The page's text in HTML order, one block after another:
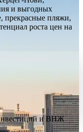
и выгодных
прекрасные пляжи,
роста цен на
и ВНЖ